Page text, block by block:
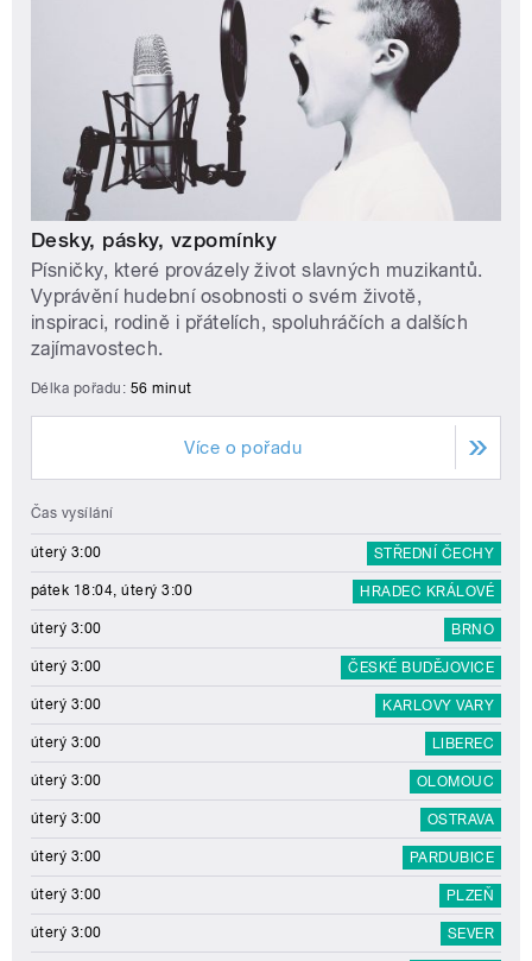
Desky, pásky, vzpomínky
Písničky, které provázely život slavných muzikantů.
Vyprávění hudební osobnosti o svém životě,
inspiraci, rodině i přátelích, spoluhráčích a dalších
zajímavostech.
Délka pořadu: 56 minut
Více o pořadu
Čas vysílání
úterý 3:00 STŘEDNÍ ČECHY
pátek 18:04, úterý 3:00 HRADEC KRÁLOVÉ
úterý 3:00 BRNO
úterý 3:00 ČESKÉ BUDĚJOVICE
úterý 3:00 KARLOVY VARY
úterý 3:00 LIBEREC
úterý 3:00 OLOMOUC
úterý 3:00 OSTRAVA
úterý 3:00 PARDUBICE
úterý 3:00 PLZEŇ
úterý 3:00 SEVER